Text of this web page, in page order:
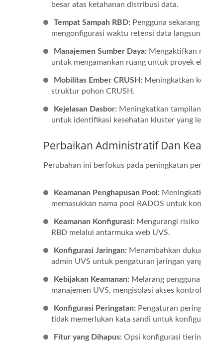
besar atas ketahanan distribusi data.
Tempat Sampah RBD: Pengguna
mengonfigurasi waktu retensi data
Manajemen Sumber Daya: Mengaktifkan
untuk mengamankan ruang untuk proyek
Mobilitas Ember CRUSH: Meningkatkan
struktur pohon CRUSH.
Kejelasan Dasbor: Meningkatkan
untuk identifikasi kesehatan kluster yang
Perbaikan Administratif Dan
Perubahan ini berfokus pada peningkatan
Keamanan Penghapusan Pool:
memasukkan nama pool RADOS untuk
Keamanan Konfigurasi: Mengurangi
RBD melalui antarmuka web UVS.
Konfigurasi Jaringan: Menambahkan
admin UVS untuk pengaturan jaringan
Kebijakan Keamanan: Melarang
manajemen UVS, mengisolasi akses
Konfigurasi Peringatan: Pengaturan
tidak memerlukan kata sandi untuk
Fitur yang Dihapus: Opsi konfigurasi